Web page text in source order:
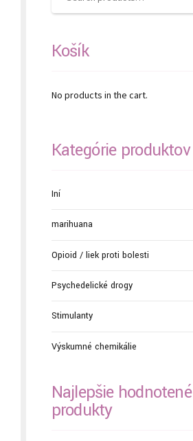
product
Košík
No products in the cart.
Kategórie produktov
Iní
marihuana
Opioid / liek proti bolesti
Psychedelické drogy
Stimulanty
Výskumné chemikálie
Najlepšie hodnotené
produkty